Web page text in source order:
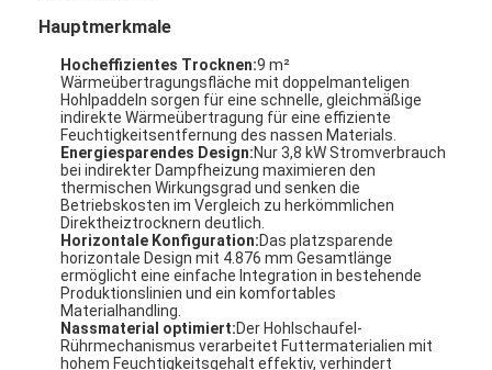
Hauptmerkmale
Hocheffizientes Trocknen:9 m²
Wärmeübertragungsfläche mit doppelmanteligen
Hohlpaddeln sorgen für eine schnelle, gleichmäßige
indirekte Wärmeübertragung für eine effiziente
Feuchtigkeitsentfernung des nassen Materials.
Energiesparendes Design:Nur 3,8 kW Stromverbrauch
bei indirekter Dampfheizung maximieren den
thermischen Wirkungsgrad und senken die
Betriebskosten im Vergleich zu herkömmlichen
Direktheiztrocknern deutlich.
Horizontale Konfiguration:Das platzsparende
horizontale Design mit 4.876 mm Gesamtlänge
ermöglicht eine einfache Integration in bestehende
Produktionslinien und ein komfortables
Materialhandling.
Nassmaterial optimiert:Der Hohlschaufel-
Rührmechanismus verarbeitet Futtermaterialien mit
hohem Feuchtigkeitsgehalt effektiv, verhindert